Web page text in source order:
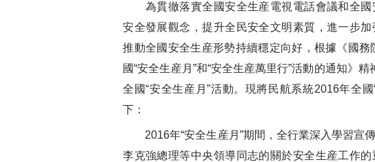
為貫徹落實全國安全生産電視電話會議和全國
安全發展觀念，提升全民安全文明素質，進一步加
推動全國安全生産形勢持續穩定向好，根據《國
國“安全生産月”和“安全生産萬里行”活動的通知》
全國“安全生産月”活動。現將民航系統2016年全
下：
2016年“安全生産月”期間，全行業深入學習宣傳
李克強總理等中央領導同志的關於安全生産工作